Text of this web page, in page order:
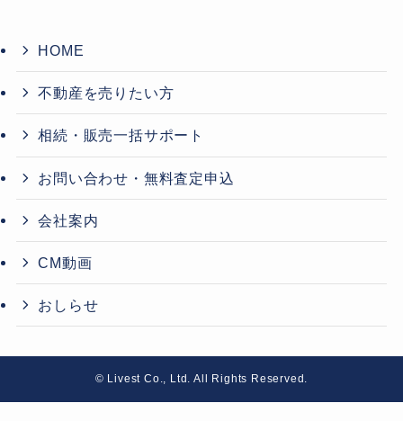
HOME
不動産を売りたい方
相続・販売一括サポート
お問い合わせ・無料査定申込
会社案内
CM動画
おしらせ
© Livest Co., Ltd. All Rights Reserved.